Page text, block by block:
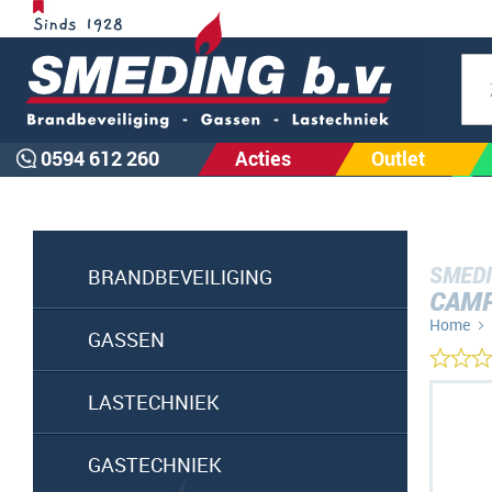
0594 612 260 Acties Outlet
BRANDBEVEILIGING
GASSEN
LASTECHNIEK
GASTECHNIEK
Home
Ga